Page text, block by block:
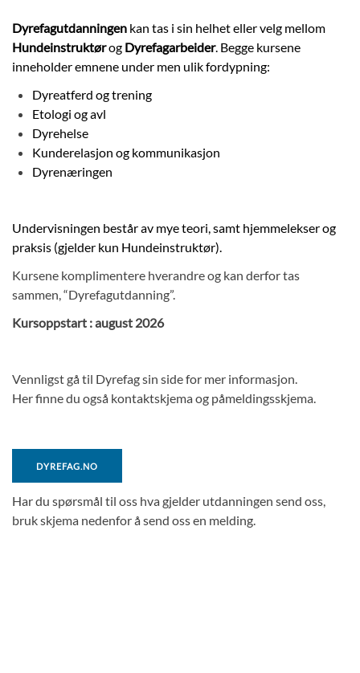
OM OSS
LES & LÆR
Dyrefagutdanningen kan tas i sin helhet eller velg mellom
Hundeinstruktørog Dyrefagarbeider. Begge kursene
inneholder emnene under men ulik fordypning:
Dyreatferd og trening
Etologi og avl
Dyrehelse
Kunderelasjon og kommunikasjon
Dyrenæringen
Undervisningen består av mye teori, samt hjemmelekser og
praksis (gjelder kun Hundeinstruktør).
Kursene komplimentere hverandre og kan derfor tas
sammen, “Dyrefagutdanning”.
Kursoppstart : august 2026
Vennligst gå til Dyrefag sin side for mer informasjon.
Her finne du også kontaktskjema og påmeldingsskjema.
DYREFAG.NO
Har du spørsmål til oss hva gjelder utdanningen send oss,
bruk skjema nedenfor å send oss en melding.